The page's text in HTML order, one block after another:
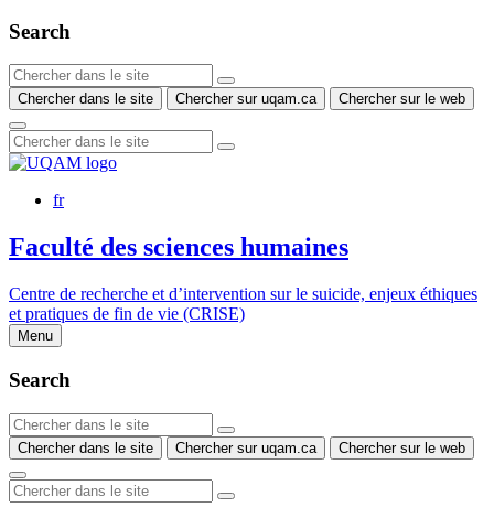
Search
Chercher dans le site Chercher sur uqam.ca Chercher sur le web
fr
Faculté des sciences humaines
Centre de recherche et d’intervention sur le suicide, enjeux éthiques
et pratiques de fin de vie (CRISE)
Menu
Search
Chercher dans le site Chercher sur uqam.ca Chercher sur le web